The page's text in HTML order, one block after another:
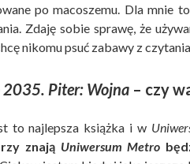
po macoszemu. Dla mnie
Zdaję sobie sprawę, że
nikomu psuć zabawy z czytania.
2035. Piter: Wojna– czy
to najlepsza książka i w
znają Uniwersum Metro